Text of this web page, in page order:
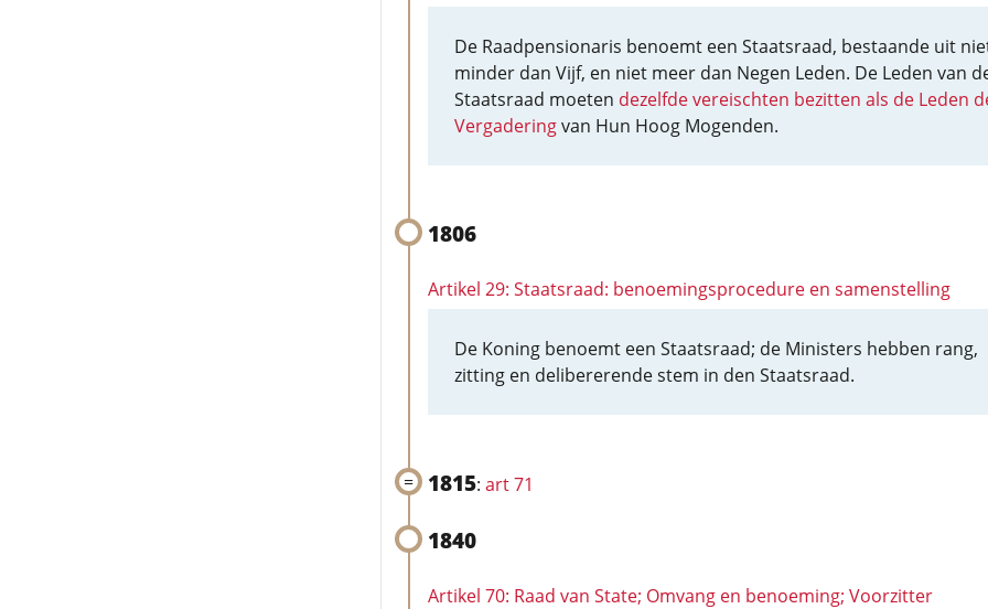
De Raadpensionaris benoemt een Staatsraad, bestaande uit
minder dan Vijf, en niet meer dan Negen Leden. De Leden van
Staatsraad moeten dezelfde vereischten bezitten als de Leden
Vergaderingvan Hun Hoog Mogenden.
1806
Artikel 29: Staatsraad: benoemingsprocedure en samenstelling
De Koning benoemt een Staatsraad; de Ministers hebben rang,
zitting en delibererende stem in den Staatsraad.
1815: art 71
1840
Artikel 70: Raad van State; Omvang en benoeming; Voorzitter